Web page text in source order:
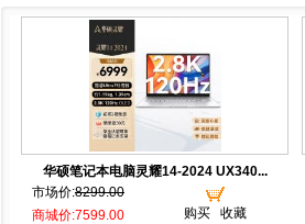
华硕笔记本电脑灵耀14-2024 UX340...
市场价:8299.00
购买
收藏
商城价:7599.00